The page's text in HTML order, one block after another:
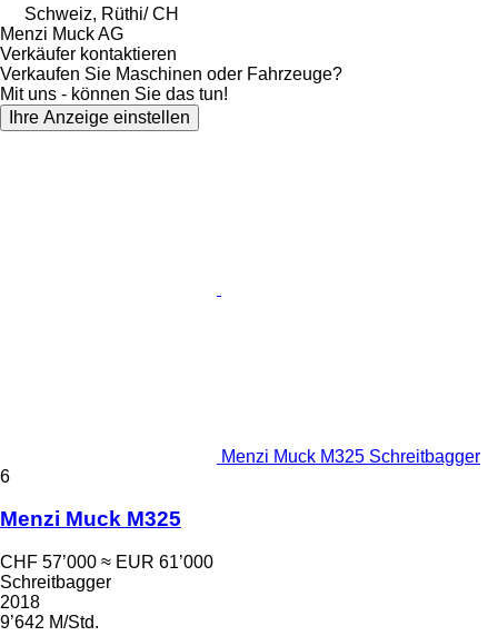
Schweiz, Rüthi/ CH
Menzi Muck AG
Verkäufer kontaktieren
Verkaufen Sie Maschinen oder Fahrzeuge?
Mit uns - können Sie das tun!
Ihre Anzeige einstellen
Menzi Muck M325 Schreitbagger
6
Menzi Muck M325
CHF 57’000 ≈ EUR 61’000
Schreitbagger
2018
9’642 M/Std.